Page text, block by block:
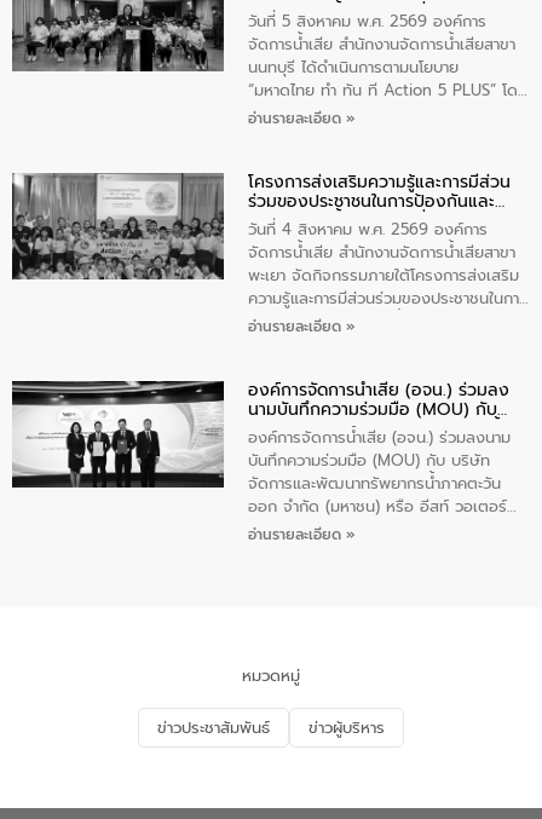
บริหารเทศบาลตำบลวัดสิงห์ ผู้นำชุมชน และ
ประชาชนในพื้นที่เทศบาลตำบลวัดสิงก์ที่มี
ส่วนได้ส่วนเสียในโครงก่อสร้างศูนย์บริหาร
จัดการคุณภาพน้ำเทศบาลตำบลวัดสิงห์
จังหวัดชัยนาท ให้การต้อนรับ
แก้ไขปัญหาน้ำเสียอย่างยั่งยืน
วันที่ 5 สิงหาคม พ.ศ. 2569 องค์การ
จัดการน้ำเสีย สำนักงานจัดการน้ำเสียสาขา
นนทบุรี ได้ดำเนินการตามนโยบาย
“มหาดไทย ทำ ทัน ที Action 5 PLUS” โดย
จัดโครงการส่งเสริมความรู้และการมีส่วน
“ชุมชนร่วมใจ น้ำใสยั่งยืน” ได้บรรยายให้
ความรู้เกี่ยวกับการจัดการน้ำเสียและการใช้
ถังดักไขมันให้แก่นักเรียนโรงเรียนวัดบ่อ
(นันทวิทยา) เทศบาลนครปากเกร็ด อำเภอ
ปากเกร็ด จังหวัดนนทบุรี จำนวน 30 คน
อ่านรายละเอียด »
โครงการส่งเสริมความรู้และการมีส่วน
ร่วมของประชาชนในการป้องกันและ
แก้ไขปัญหาน้ำเสียอย่างยั่งยืน
วันที่ 4 สิงหาคม พ.ศ. 2569 องค์การ
จัดการน้ำเสีย สำนักงานจัดการน้ำเสียสาขา
พะเยา จัดกิจกรรมภายใต้โครงการส่งเสริม
ความรู้และการมีส่วนร่วมของประชาชนในการ
ป้องกันและแก้ไขปัญหาน้ำเสียอย่างยั่งยืน
ชุมชนและการบำบัดน้ำเสียเบื้องต้น ให้กับ
นักเรียนชั้นประถมศึกษาปีที่ 5 โรงเรียน
เทศบาล 1 (พะเยาประชานุกูล) จำนวน 30
คน
อ่านรายละเอียด »
องค์การจัดการน้ำเสีย (อจน.) ร่วมลง
นามบันทึกความร่วมมือ (MOU) กับ
บริษัท จัดการและพัฒนาทรัพยากรน้ำ
ภาคตะวันออก จำกัด (มหาชน) หรือ อีส
ท์ วอเตอร์
องค์การจัดการน้ำเสีย (อจน.) ร่วมลงนาม
บันทึกความร่วมมือ (MOU) กับ บริษัท
จัดการและพัฒนาทรัพยากรน้ำภาคตะวัน
ออก จำกัด (มหาชน) หรือ อีสท์ วอเตอร์
เมื่อวันอังคารที่ 4 สิงหาคม 2569 ณ ห้อง
ด้านน้ำของประเทศ และเตรียมความพร้อม
รองรับการเติบโตของเมือง รวมถึงการ
ลงทุนในอุตสาหกรรมแห่งอนาคต ตลอดจน
มุ่งตอบโจทย์ความท้าทายจากวิกฤตการ
ในครั้งนี้เป็นการดึงจุดแข็งและความ
อ่านรายละเอียด »
หมวดหมู่
ข่าวประชาสัมพันธ์ ข่าวผู้บริหาร